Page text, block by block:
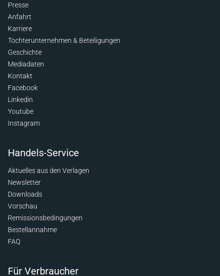
Presse
Anfahrt
Karriere
Tochterunternehmen & Beteiligungen
Geschichte
Mediadaten
Kontakt
Facebook
Linkedin
Youtube
Instagram
Handels-Service
Aktuelles aus den Verlagen
Newsletter
Downloads
Vorschau
Remissionsbedingungen
Bestellannahme
FAQ
Für Verbraucher